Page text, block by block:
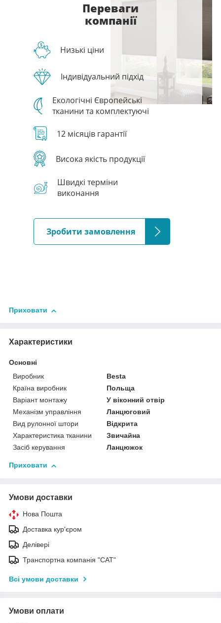
Переваги
компанії
Низькі ціни
Індивідуальний підхід
Екологічні Європейські
тканини та комплектуючі
12 місяців гарантії
Висока якість продукції
Швидкі терміни
виконання
Зробити замовлення
Приховати
Характеристики
Основні
Виробник
Besta
Країна виробник
Польща
Варіант монтажу
У віконний отвір
Механізм управління
Ланцюговий
Вид рулонної штори
Відкрита
Характеристика тканини
Звичайна
Засіб керування
Ланцюжок
Приховати
Умови доставки
Нова Пошта
Доставка кур'єром
Делівері
Транспортна компанія "САТ"
Всі умови доставки
Умови оплати